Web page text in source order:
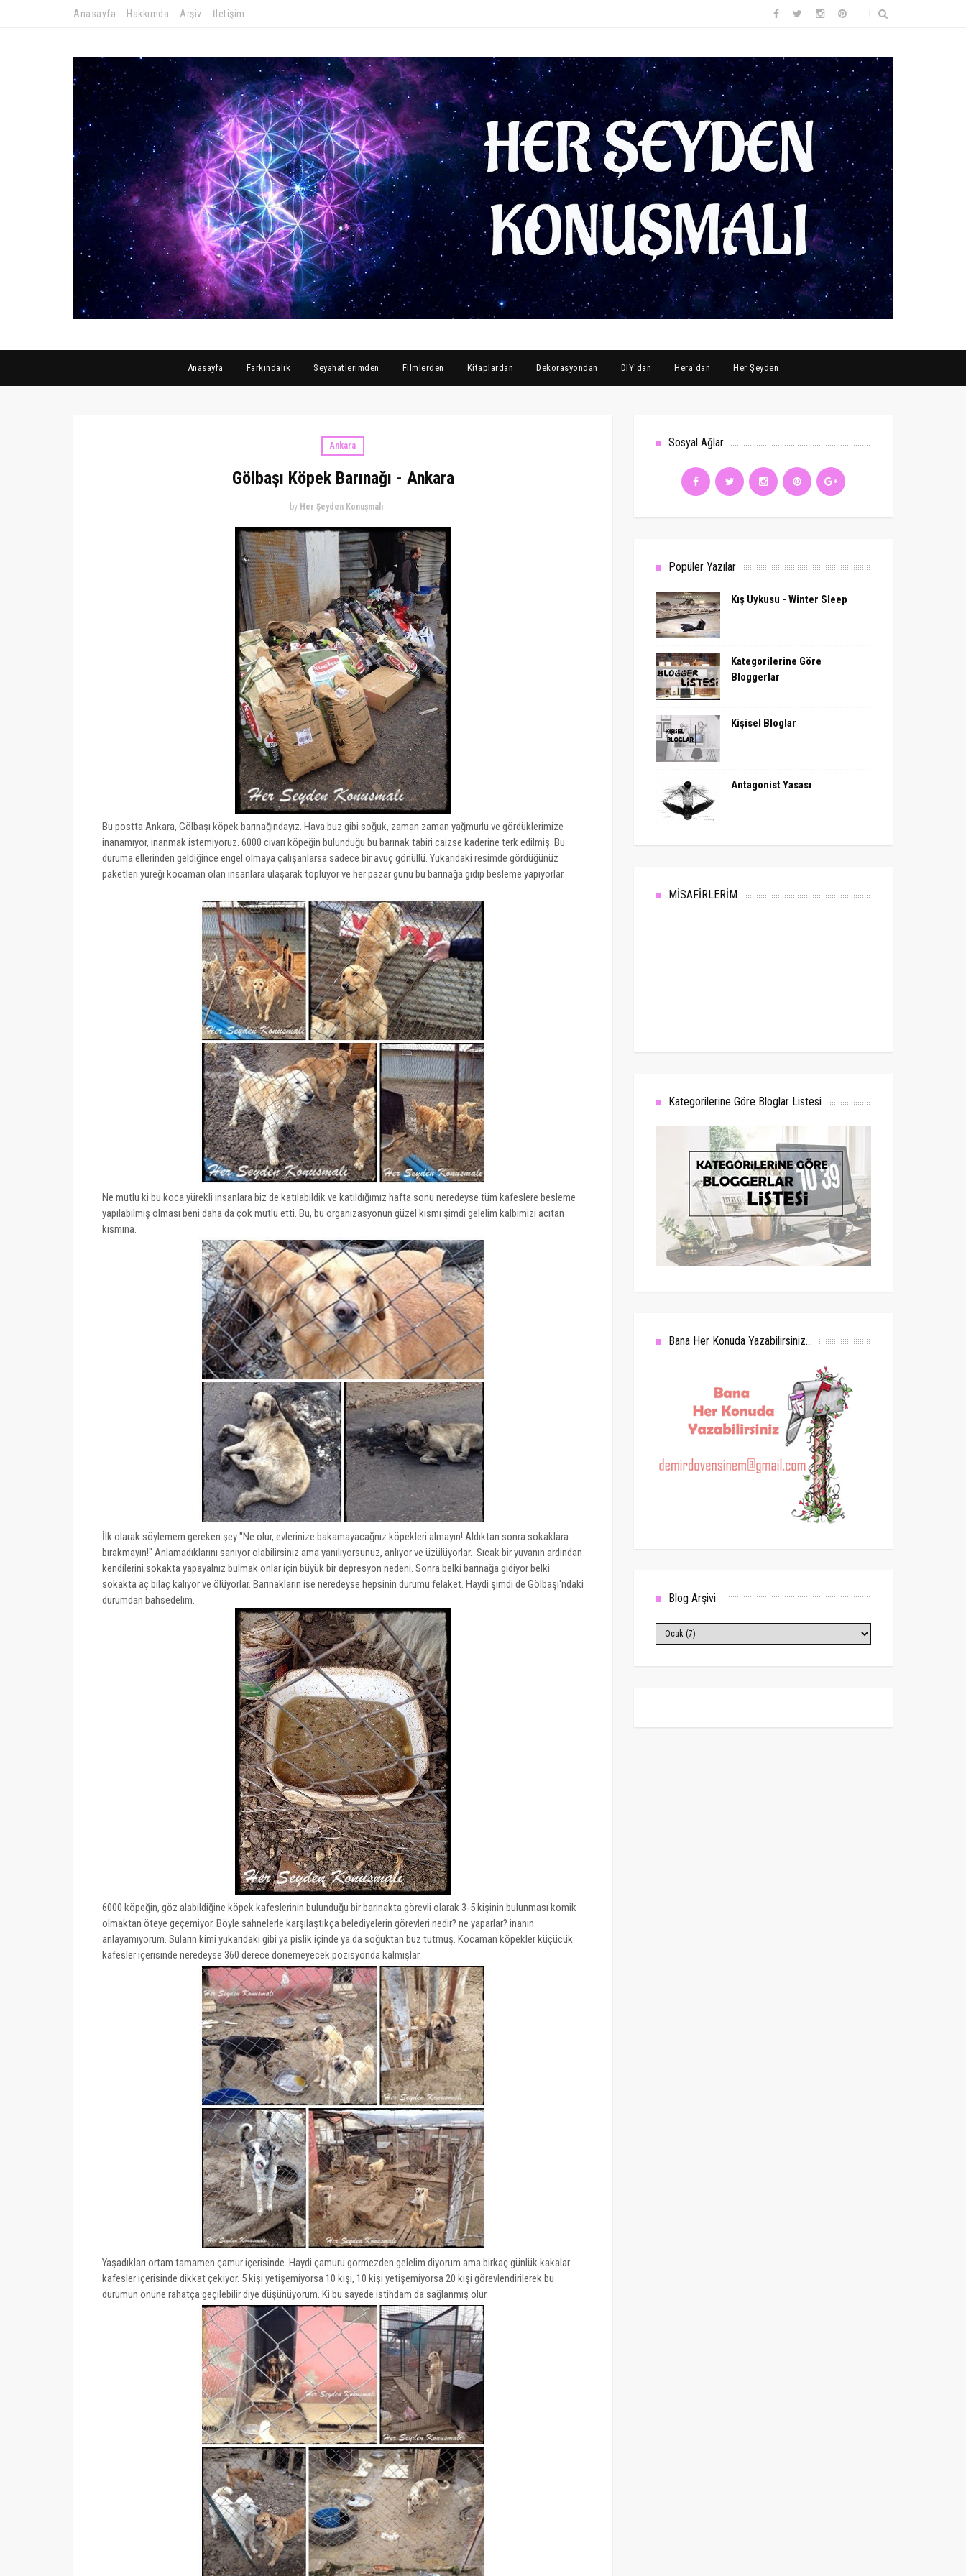
Anasayfa Hakkımda Arşiv İletişim
Anasayfa Farkındalık Seyahatlerimden Filmlerden Kitaplardan Dekorasyondan DIY'dan Hera'dan Her Şeyden
Ankara
Gölbaşı Köpek Barınağı - Ankara
by Her Şeyden Konuşmalı
Bu postta Ankara, Gölbaşı köpek barınağındayız. Hava buz gibi soğuk, zaman zaman yağmurlu ve gördüklerimize
inanamıyor, inanmak istemiyoruz. 6000 civarı köpeğin bulunduğu bu barınak tabiri caizse kaderine terk edilmiş. Bu
duruma ellerinden geldiğince engel olmaya çalışanlarsa sadece bir avuç gönüllü. Yukarıdaki resimde gördüğünüz
paketleri yüreği kocaman olan insanlara ulaşarak topluyor ve her pazar günü bu barınağa gidip besleme yapıyorlar.
Ne mutlu ki bu koca yürekli insanlara biz de katılabildik ve katıldığımız hafta sonu neredeyse tüm kafeslere besleme
yapılabilmiş olması beni daha da çok mutlu etti. Bu, bu organizasyonun güzel kısmı şimdi gelelim kalbimizi acıtan
kısmına.
İlk olarak söylemem gereken şey "Ne olur, evlerinize bakamayacağnız köpekleri almayın! Aldıktan sonra sokaklara
bırakmayın!" Anlamadıklarını sanıyor olabilirsiniz ama yanılıyorsunuz, anlıyor ve üzülüyorlar. Sıcak bir yuvanın ardından
kendilerini sokakta yapayalnız bulmak onlar için büyük bir depresyon nedeni. Sonra belki barınağa gidiyor belki
sokakta aç bilaç kalıyor ve ölüyorlar. Barınakların ise neredeyse hepsinin durumu felaket. Haydi şimdi de Gölbaşı'ndaki
durumdan bahsedelim.
6000 köpeğin, göz alabildiğine köpek kafeslerinin bulunduğu bir barınakta görevli olarak 3-5 kişinin bulunması komik
olmaktan öteye geçemiyor. Böyle sahnelerle karşılaştıkça belediyelerin görevleri nedir? ne yaparlar? inanın
anlayamıyorum. Suların kimi yukarıdaki gibi ya pislik içinde ya da soğuktan buz tutmuş. Kocaman köpekler küçücük
kafesler içerisinde neredeyse 360 derece dönemeyecek pozisyonda kalmışlar.
Yaşadıkları ortam tamamen çamur içerisinde. Haydi çamuru görmezden gelelim diyorum ama birkaç günlük kakalar
kafesler içerisinde dikkat çekiyor. 5 kişi yetişemiyorsa 10 kişi, 10 kişi yetişemiyorsa 20 kişi görevlendirilerek bu
durumun önüne rahatça geçilebilir diye düşünüyorum. Ki bu sayede istihdam da sağlanmış olur.
Sosyal Ağlar
Popüler Yazılar
Kış Uykusu - Winter Sleep
Kategorilerine Göre
Bloggerlar
Kişisel Bloglar
Antagonist Yasası
MİSAFİRLERİM
Kategorilerine Göre Bloglar Listesi
Bana Her Konuda Yazabilirsiniz...
Blog Arşivi